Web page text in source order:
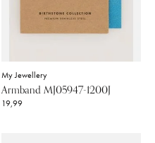
My Jewellery
Armband MJ05947-1200J
19,99